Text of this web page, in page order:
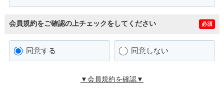
会員規約をご確認の上チェックをしてください 必須
同意する 同意しない
▼会員規約を確認▼